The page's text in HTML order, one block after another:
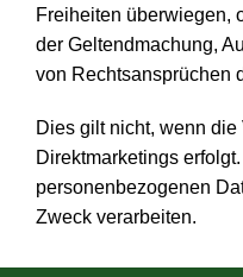
Freiheiten überwiegen,
der Geltendmachung,
von Rechtsansprüchen
Dies gilt nicht, wenn
Direktmarketings
personenbezogenen
Zweck verarbeiten.